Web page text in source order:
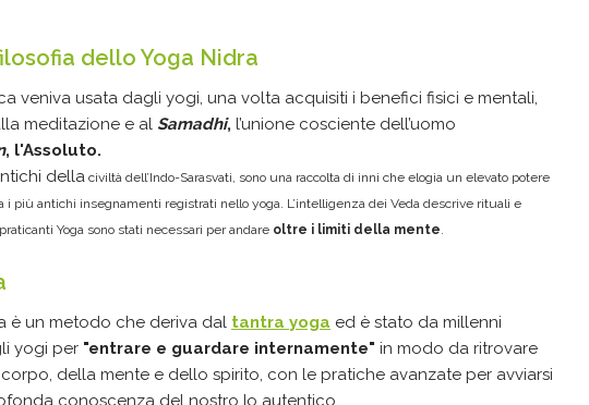
dello Yoga Nidra
veniva usata dagli yogi, una volta acquisiti i benefici fisici e mentali,
meditazione e al Samadhi, l’unione cosciente dell’uomo
, l'Assoluto.
della civiltà dell’Indo-Sarasvati, sono una raccolta di inni che elogia un elevato potere
i più antichi insegnamenti registrati nello yoga. L’intelligenza dei Veda descrive rituali e
Yoga sono stati necessari per andare oltre i limiti della mente
è un metodo che deriva dal tantra yoga ed è stato da millenni
yogi per "entrare e guardare internamente" in modo da ritrovare
corpo, della mente e dello spirito, con le pratiche avanzate per avviarsi
conoscenza del nostro Io autentico.